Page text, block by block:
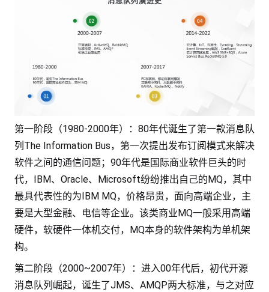
第一阶段（1980-2000年）：80年代诞生了第一款消息队
列The Information Bus，第一次提出发布订阅模式来解决
软件之间的通信问题；90年代是国际商业软件巨头的时
代，IBM、Oracle、Microsoft纷纷推出自己的MQ，其中
最具代表性的为IBM MQ，价格昂贵，面向高端企业，主
要是大型金融、电信等企业。该类商业MQ一般采用高端
硬件，软硬件一体机交付，MQ本身的软件架构为单机架
构。
第二阶段（2000~2007年）：进入00年代后，初代开源
消息队列崛起，诞生了JMS、AMQP两大标准，与之对应